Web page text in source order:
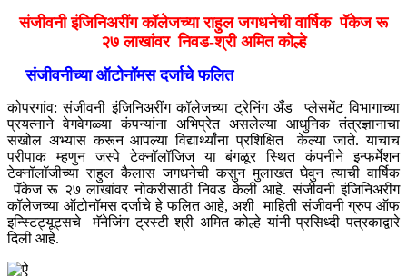
संजीवनी इंजिनिअरींग कॉलेजच्या राहुल जगधनेची वार्षिक पॅकेज रू
२७लाखांवर निवड-श्री अमित कोल्हे
संजीवनीच्या ऑटोनॉमस दर्जाचे फलित
कोपरगांव: संजीवनी इंजिनिअरींग कॉलेजच्या ट्रेनिंग अँड प्लेसमेंट विभागाच्या
प्रयत्नाने वेगवेगळ्या कंपन्यांना अभिप्रेत असलेल्या आधुनिक तंत्रज्ञानाचा
सखोल अभ्यास करून आपल्या विद्यार्थ्यांना प्रशिक्षित केल्या जाते. याचाच
परीपाक म्हणुन जस्पे टेक्नॉलॉजिज या बंगळूर स्थित कंपनीने इन्फर्मेशन
टेक्नॉलॉजीच्या राहुल कैलास जगधनेची कसुन मुलाखत घेवुन त्याची वार्षिक
पॅकेज रू २७ लाखांवर नोकरीसाठी निवड केली आहे. संजीवनी इंजिनिअरींग
कॉलेजच्या ऑटोनॉमस दर्जाचे हे फलित आहे, अशी माहिती संजीवनी ग्रुप ऑफ
इन्स्टिट्यूट्सचे मॅनेजिंग ट्रस्टी श्री अमित कोल्हे यांनी प्रसिध्दी पत्रकाद्वारे
दिली आहे.